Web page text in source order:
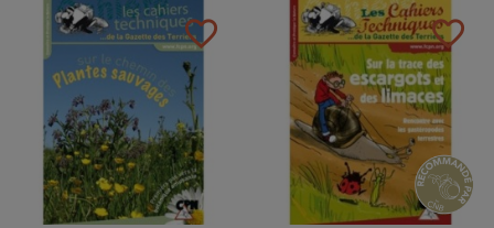
favorite_border favorite_border